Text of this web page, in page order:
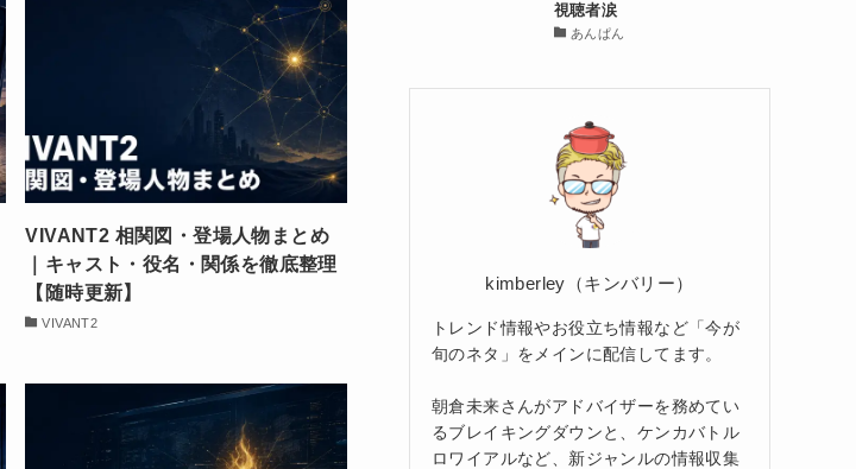
VIVANT2 相関図・登場人物まとめ
｜キャスト・役名・関係を徹底整理
【随時更新】
VIVANT2
視聴者涙
あんぱん
kimberley（キンバリー）
トレンド情報やお役立ち情報など「今が
旬のネタ」をメインに配信してます。
朝倉未来さんがアドバイザーを務めてい
るブレイキングダウンと、ケンカバトル
ロワイアルなど、新ジャンルの情報収集